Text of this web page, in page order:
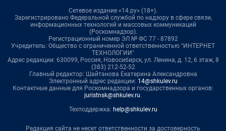
Сетевое издание «14.ру» (18+).
Зарегистрировано Федеральной службой по надзору в сфере связи,
информационных технологий и массовых коммуникаций
(Роскомнадзор).
Регистрационный номер ЭЛ № ФС 77 - 87892
Учредитель: Общество с ограниченной ответственностью "ИНТЕРНЕТ
ТЕХНОЛОГИИ"
Адрес редакции: 630099, Россия, Новосибирск, ул. Ленина, д. 12, 6 этаж, 8
(383) 212-52-52
Главный редактор: Шайтанова Екатерина Александровна
Электронный адрес редакции: 14@shkulev.ru
Контактные данные для Роскомнадзора и государственных органов:
juristnsk@shkulev.ru.
Техподдержка: help@shkulev.ru
Редакция сайта не несет ответственности за достоверность